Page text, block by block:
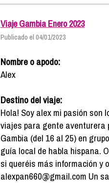
Viaje Gambia Enero 2023
Publicado el 04/01/2023
Nombre o apodo:
Alex
Destino del viaje:
Hola! Soy alex mi pasión
viajes para gente aventurera
Gambia (del 16 al 25) en
guía local de habla hispana.
si queréis más información y
alexpan660@gmail.com Un